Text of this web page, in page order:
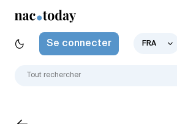
Se connecter FRA